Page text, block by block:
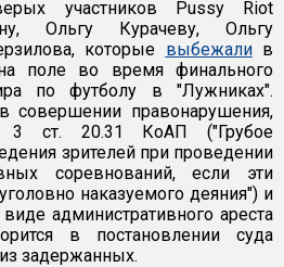
участников Pussy Riot
Ольгу Курачеву, Ольгу
которые выбежалив
поле во время финального
по футболу в "Лужниках".
совершении правонарушения,
3 ст. 20.31 КоАП ("Грубое
зрителей при проведении
соревнований, если эти
наказуемого деяния") и
административного ареста
в постановлении суда
задержанных.